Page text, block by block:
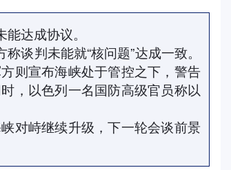
达成协议。
谈判未能就“核问题”达成一致。
则宣布海峡处于管控之下，警告
，以色列一名国防高级官员称以
对峙继续升级，下一轮会谈前景